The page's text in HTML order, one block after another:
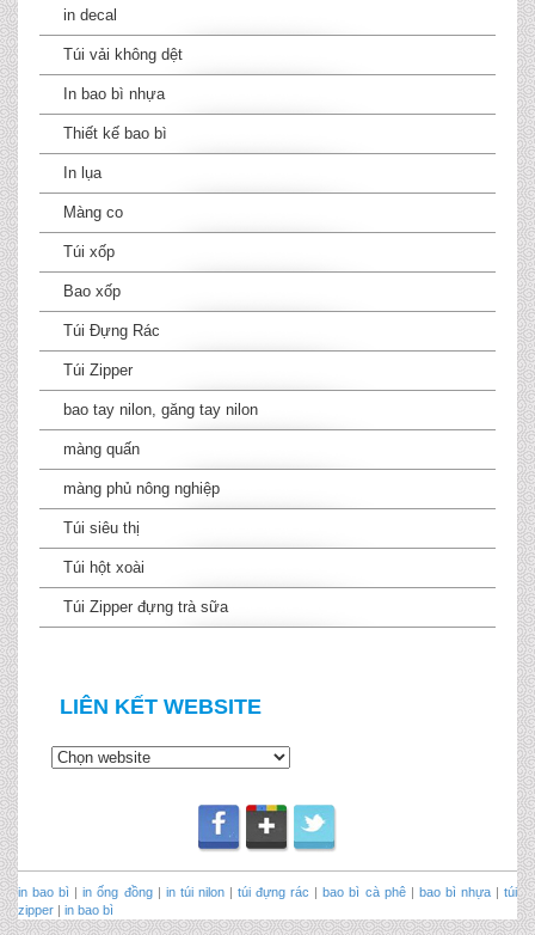
in decal
Túi vải không dệt
In bao bì nhựa
Thiết kế bao bì
In lụa
Màng co
Túi xốp
Bao xốp
Túi Đựng Rác
Túi Zipper
bao tay nilon, găng tay nilon
màng quấn
màng phủ nông nghiệp
Túi siêu thị
Túi hột xoài
Túi Zipper đựng trà sữa
LIÊN KẾT WEBSITE
in bao bì |in ống đồng| in túi nilon|túi đựng rác bao bì cà phê| bao bì nhựa|túi
zipper
in bao bì